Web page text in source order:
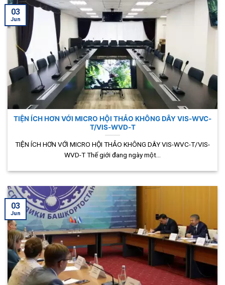
TIỆN ÍCH HƠN VỚI MICRO HỘI THẢO KHÔNG DÂY VIS-WVC-
T/VIS-WVD-T
TIỆN ÍCH HƠN VỚI MICRO HỘI THẢO KHÔNG DÂY VIS-WVC-T/VIS-
WVD-T Thế giới đang ngày một...
03
Jun
03
Jun